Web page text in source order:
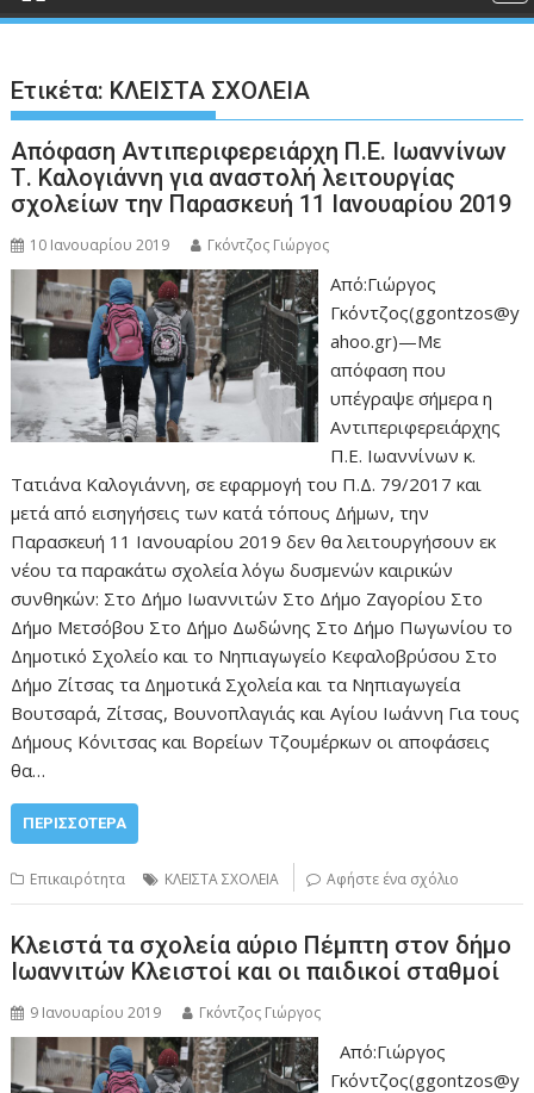
Ετικέτα: ΚΛΕΙΣΤΑ ΣΧΟΛΕΙΑ
Απόφαση Αντιπεριφερειάρχη Π.Ε. Ιωαννίνων
Τ. Καλογιάννη για αναστολή λειτουργίας
σχολείων την Παρασκευή 11 Ιανουαρίου 2019
10 Ιανουαρίου 2019 Γκόντζος Γιώργος
Από:Γιώργος
Γκόντζος(ggontzos@y
ahoo.gr)—Με
απόφαση που
υπέγραψε σήμερα η
Αντιπεριφερειάρχης
Π.Ε. Ιωαννίνων κ.
Τατιάνα Καλογιάννη, σε εφαρμογή του Π.Δ. 79/2017 και
μετά από εισηγήσεις των κατά τόπους Δήμων, την
Παρασκευή 11 Ιανουαρίου 2019 δεν θα λειτουργήσουν εκ
νέου τα παρακάτω σχολεία λόγω δυσμενών καιρικών
συνθηκών: Στο Δήμο Ιωαννιτών Στο Δήμο Ζαγορίου Στο
Δήμο Μετσόβου Στο Δήμο Δωδώνης Στο Δήμο Πωγωνίου το
Δημοτικό Σχολείο και το Νηπιαγωγείο Κεφαλοβρύσου Στο
Δήμο Ζίτσας τα Δημοτικά Σχολεία και τα Νηπιαγωγεία
Βουτσαρά, Ζίτσας, Βουνοπλαγιάς και Αγίου Ιωάννη Για τους
Δήμους Κόνιτσας και Βορείων Τζουμέρκων οι αποφάσεις
θα…
ΠΕΡΙΣΣΌΤΕΡΑ
Επικαιρότητα ΚΛΕΙΣΤΑ ΣΧΟΛΕΙΑ Αφήστε ένα σχόλιο
Κλειστά τα σχολεία αύριο Πέμπτη στον δήμο
Ιωαννιτών Κλειστοί και οι παιδικοί σταθμοί
9 Ιανουαρίου 2019 Γκόντζος Γιώργος
Από:Γιώργος
Γκόντζος(ggontzos@y